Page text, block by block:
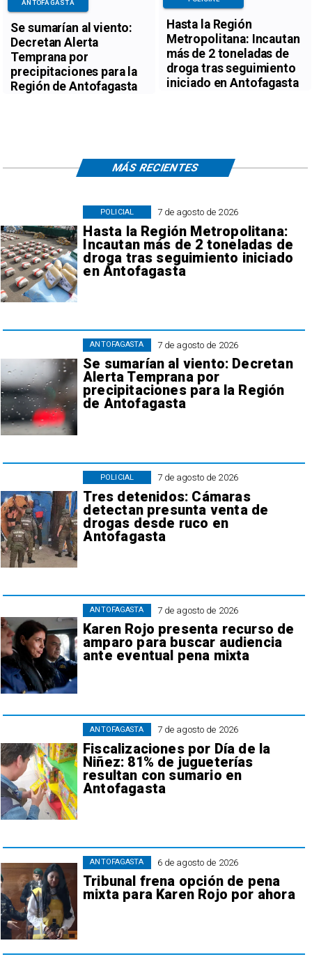
Se sumarían al viento:
Decretan Alerta
Temprana por
precipitaciones para la
Región de Antofagasta
ANTOFAGASTA
Hasta la Región
Metropolitana: Incautan
más de 2 toneladas de
droga tras seguimiento
iniciado en Antofagasta
7 de agosto de 2026
Hasta la Región Metropolitana:
Incautan más de 2 toneladas de
droga tras seguimiento iniciado
en Antofagasta
POLICIAL
7 de agosto de 2026
Se sumarían al viento: Decretan
Alerta Temprana por
precipitaciones para la Región
de Antofagasta
ANTOFAGASTA
7 de agosto de 2026
Tres detenidos: Cámaras
detectan presunta venta de
drogas desde ruco en
Antofagasta
POLICIAL
7 de agosto de 2026
Karen Rojo presenta recurso de
amparo para buscar audiencia
ante eventual pena mixta
ANTOFAGASTA
7 de agosto de 2026
Fiscalizaciones por Día de la
Niñez: 81% de jugueterías
resultan con sumario en
Antofagasta
ANTOFAGASTA
6 de agosto de 2026
Tribunal frena opción de pena
mixta para Karen Rojo por ahora
ANTOFAGASTA
MÁS RECIENTES